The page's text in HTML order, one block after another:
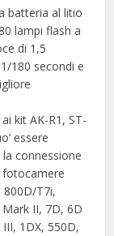
batteria al litio
lampi flash a
di 1,5
180 secondi e
kit AK-R1, ST-
essere
connessione
fotocamere
800D/T7i,
II, 7D, 6D
1DX, 550D,